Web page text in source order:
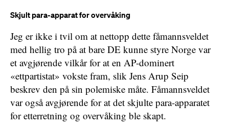
Skjult para-apparat for overvåking
Jeg er ikke i tvil om at nettopp dette fåmannsveldet
med hellig tro på at bare DE kunne styre Norge var
et avgjørende vilkår for at en AP-dominert
«ettpartistat» vokste fram, slik Jens Arup Seip
beskrev den på sin polemiske måte. Fåmannsveldet
var også avgjørende for at det skjulte para-apparatet
for etterretning og overvåking ble skapt.